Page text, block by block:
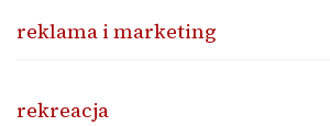
reklama i marketing
rekreacja